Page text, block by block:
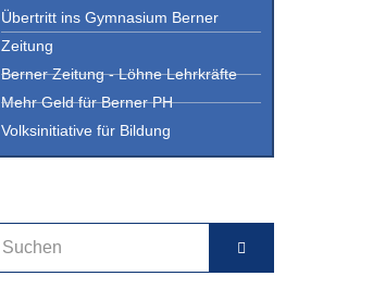
Übertritt ins Gymnasium Berner
Zeitung
Berner Zeitung - Löhne Lehrkräfte
Mehr Geld für Berner PH
Volksinitiative für Bildung